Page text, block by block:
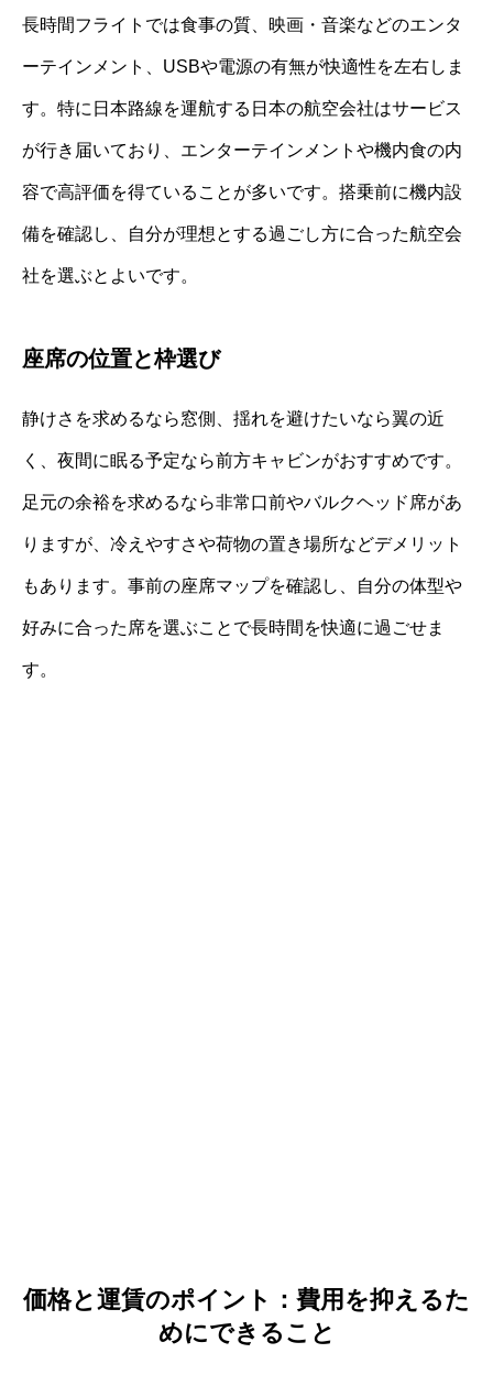
長時間フライトでは食事の質、映画・音楽などのエンタ
ーテインメント、USBや電源の有無が快適性を左右しま
す。特に日本路線を運航する日本の航空会社はサービス
が行き届いており、エンターテインメントや機内食の内
容で高評価を得ていることが多いです。搭乗前に機内設
備を確認し、自分が理想とする過ごし方に合った航空会
社を選ぶとよいです。
座席の位置と枠選び
静けさを求めるなら窓側、揺れを避けたいなら翼の近
く、夜間に眠る予定なら前方キャビンがおすすめです。
足元の余裕を求めるなら非常口前やバルクヘッド席があ
りますが、冷えやすさや荷物の置き場所などデメリット
もあります。事前の座席マップを確認し、自分の体型や
好みに合った席を選ぶことで長時間を快適に過ごせま
す。
価格と運賃のポイント：費用を抑えるた
めにできること